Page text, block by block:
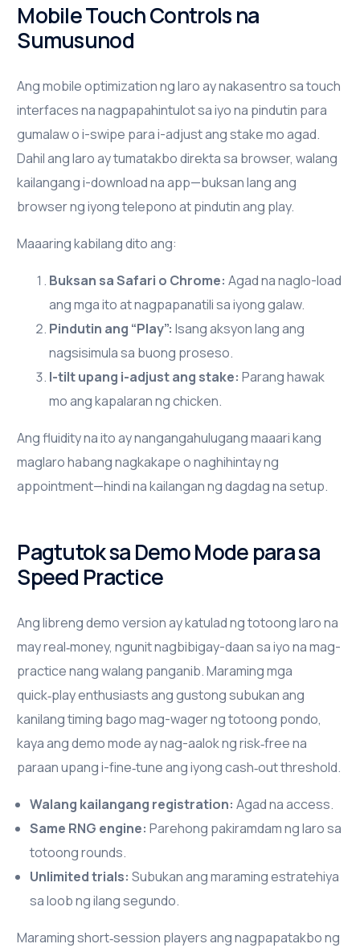
Mobile Touch Controls na
Sumusunod
Ang mobile optimization ng laro ay nakasentro sa touch
interfaces na nagpapahintulot sa iyo na pindutin para
gumalaw o i-swipe para i-adjust ang stake mo agad.
Dahil ang laro ay tumatakbo direkta sa browser, walang
kailangang i-download na app—buksan lang ang
browser ng iyong telepono at pindutin ang play.
Maaaring kabilang dito ang:
Buksan sa Safari o Chrome: Agad na naglo-load
ang mga ito at nagpapanatili sa iyong galaw.
Pindutin ang “Play”: Isang aksyon lang ang
nagsisimula sa buong proseso.
I-tilt upang i-adjust ang stake: Parang hawak
mo ang kapalaran ng chicken.
Ang fluidity na ito ay nangangahulugang maaari kang
maglaro habang nagkakape o naghihintay ng
appointment—hindi na kailangan ng dagdag na setup.
Pagtutok sa Demo Mode para sa
Speed Practice
Ang libreng demo version ay katulad ng totoong laro na
may real‑money, ngunit nagbibigay-daan sa iyo na mag-
practice nang walang panganib. Maraming mga
quick‑play enthusiasts ang gustong subukan ang
kanilang timing bago mag-wager ng totoong pondo,
kaya ang demo mode ay nag-aalok ng risk‑free na
paraan upang i-fine‑tune ang iyong cash‑out threshold.
Walang kailangang registration: Agad na access.
Same RNG engine: Parehong pakiramdam ng laro sa
totoong rounds.
Unlimited trials: Subukan ang maraming estratehiya
sa loob ng ilang segundo.
Maraming short‑session players ang nagpapatakbo ng